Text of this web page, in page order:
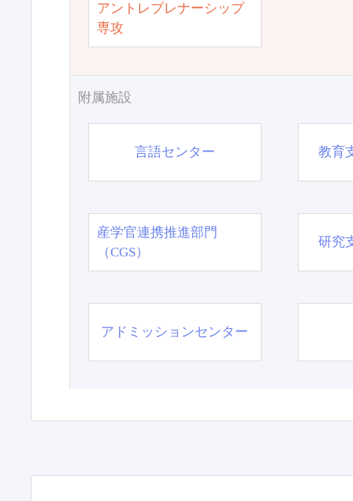
アントレプレナーシップ
専攻
附属施設
言語センター 教育
産学官連携推進部門
（CGS）
研究
アドミッションセンター